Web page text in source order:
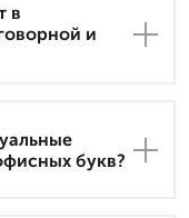
в
и
букв?